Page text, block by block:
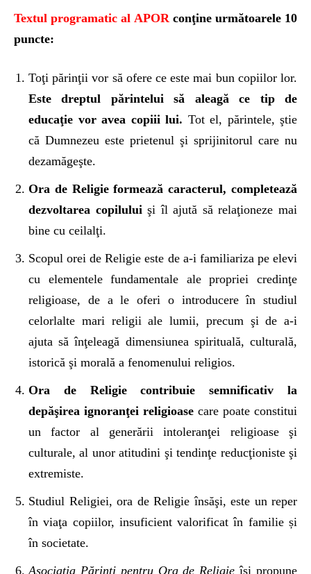
Textul programatic al APORconţine următoarele 10
puncte:
Toţi părinţii vor să ofere ce este mai bun copiilor lor.
Este dreptul părintelui să aleagă ce tip de
educaţie vor avea copiii lui. Tot el, părintele, ştie
că Dumnezeu este prietenul şi sprijinitorul care nu
dezamăgeşte.
Ora de Religie formează caracterul, completează
dezvoltarea copiluluişi îl ajută să relaţioneze mai
bine cu ceilalţi.
Scopul orei de Religie este de a-i familiariza pe elevi
cu elementele fundamentale ale propriei credinţe
religioase, de a le oferi o introducere în studiul
celorlalte mari religii ale lumii, precum şi de a-i
ajuta să înţeleagă dimensiunea spirituală, culturală,
istorică şi morală a fenomenului religios.
Ora de Religie contribuie semnificativ la
depăşirea ignoranţei religioase care poate constitui
un factor al generării intoleranţei religioase şi
culturale, al unor atitudini şi tendinţe reducţioniste şi
extremiste.
Studiul Religiei, ora de Religie însăşi, este un reper
în viaţa copiilor, insuficient valorificat în familie și
în societate.
Asociaţia Părinţi pentru Ora de Religie îşi propune